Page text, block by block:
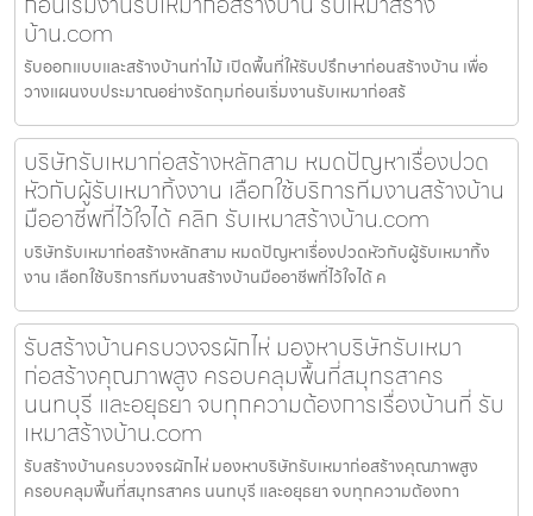
บ้าน.com
รับออกแบบและสร้างบ้านท่าไม้ เปิดพื้นที่ให้รับปรึกษาก่อนสร้างบ้าน เพื่อ
วางแผนงบประมาณอย่างรัดกุมก่อนเริ่มงานรับเหมาก่อสร้
บริษัทรับเหมาก่อสร้างหลักสาม หมดปัญหาเรื่องปวด
หัวกับผู้รับเหมาทิ้งงาน เลือกใช้บริการทีมงานสร้างบ้าน
มืออาชีพที่ไว้ใจได้ คลิก รับเหมาสร้างบ้าน.com
บริษัทรับเหมาก่อสร้างหลักสาม หมดปัญหาเรื่องปวดหัวกับผู้รับเหมาทิ้ง
งาน เลือกใช้บริการทีมงานสร้างบ้านมืออาชีพที่ไว้ใจได้ ค
รับสร้างบ้านครบวงจรผักไห่ มองหาบริษัทรับเหมา
ก่อสร้างคุณภาพสูง ครอบคลุมพื้นที่สมุทรสาคร
นนทบุรี และอยุธยา จบทุกความต้องการเรื่องบ้านที่ รับ
เหมาสร้างบ้าน.com
รับสร้างบ้านครบวงจรผักไห่ มองหาบริษัทรับเหมาก่อสร้างคุณภาพสูง
ครอบคลุมพื้นที่สมุทรสาคร นนทบุรี และอยุธยา จบทุกความต้องกา